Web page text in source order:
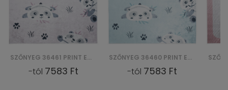
SZŐNYEG 36461 PRINT EMMA
-tól 7583 Ft
SZŐNYEG 36460 PRINT EMMA
-tól 7583 Ft